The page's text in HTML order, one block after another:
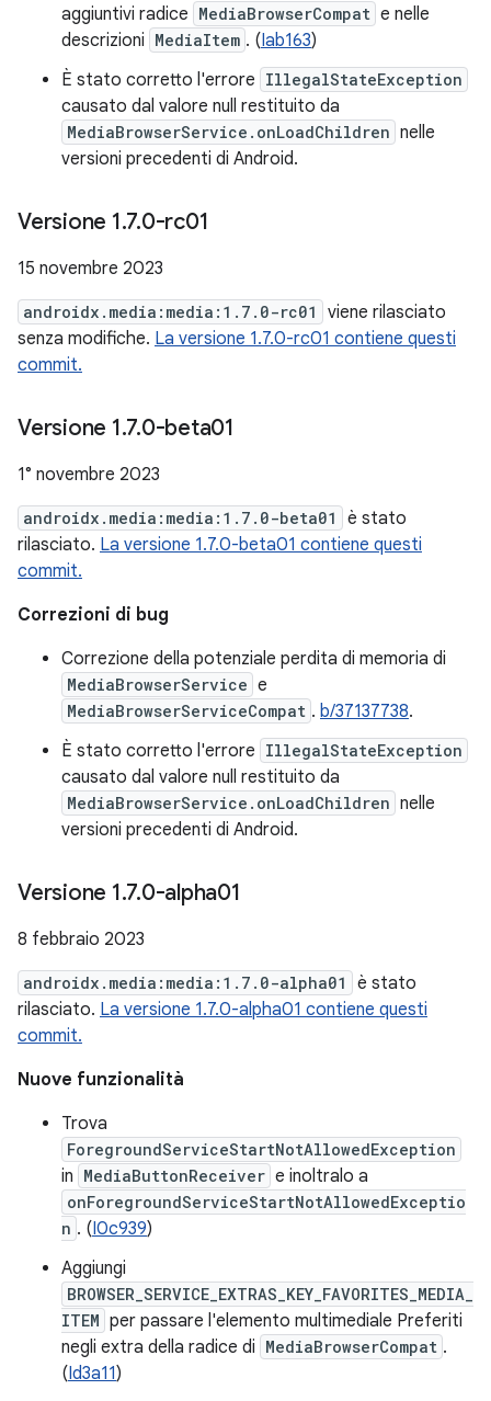
aggiuntivi radice MediaBrowserCompat e nelle
descrizioni MediaItem . (Iab163)
È stato corretto l'errore IllegalStateException
causato dal valore null restituito da
MediaBrowserService.onLoadChildren nelle
versioni precedenti di Android.
Versione 1.7.0-rc01
15 novembre 2023
androidx.media:media:1.7.0-rc01
viene rilasciato
senza modifiche. La versione 1.7.0-rc01 contiene questi
commit.
Versione 1.7.0-beta01
1° novembre 2023
androidx.media:media:1.7.0-beta01
è stato
rilasciato. La versione 1.7.0-beta01 contiene questi
commit.
Correzioni di bug
Correzione della potenziale perdita di memoria di
MediaBrowserService e
MediaBrowserServiceCompat . b/37137738.
È stato corretto l'errore IllegalStateException
causato dal valore null restituito da
MediaBrowserService.onLoadChildren nelle
versioni precedenti di Android.
Versione 1.7.0-alpha01
8 febbraio 2023
androidx.media:media:1.7.0-alpha01
è stato
rilasciato. La versione 1.7.0-alpha01 contiene questi
commit.
Nuove funzionalità
Trova
ForegroundServiceStartNotAllowedException
in MediaButtonReceiver e inoltralo a
onForegroundServiceStartNotAllowedExceptio
n . (I0c939)
Aggiungi
BROWSER_SERVICE_EXTRAS_KEY_FAVORITES_MEDIA_
ITEM per passare l'elemento multimediale Preferiti
negli extra della radice di MediaBrowserCompat .
(Id3a11)